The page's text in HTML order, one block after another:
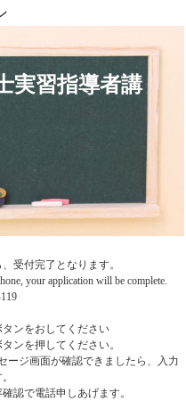
実習指導者講
受付完了となります。
your application will be complete.
ンをおしてください
ンを押してください。
ージ画面が確認できましたら、入力
認で電話申しあげます。